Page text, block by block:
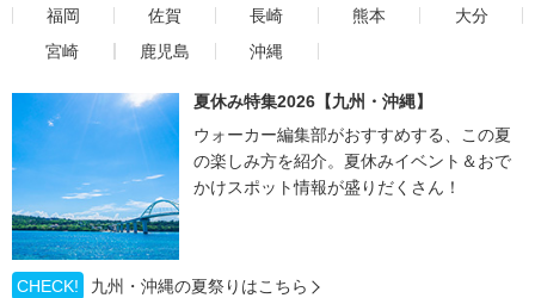
福岡
佐賀 長崎 熊本
大分
宮崎
鹿児島 沖縄
夏休み特集2026【九州・沖縄】
ウォーカー編集部がおすすめする、この夏
の楽しみ方を紹介。夏休みイベント＆おで
かけスポット情報が盛りだくさん！
CHECK!
九州・沖縄の夏祭りはこちら